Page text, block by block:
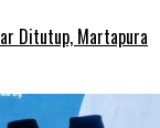
Ditutup, Martapura